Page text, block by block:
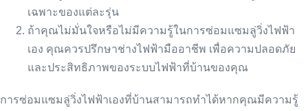
เฉพาะของแต่ละรุ่น
ถ้าคุณไม่มั่นใจหรือไม่มีความรู้ในการซ่อมแซมลู่วิ่งไฟฟ้า
เอง คุณควรปรึกษาช่างไฟฟ้ามืออาชีพ เพื่อความปลอดภัย
และประสิทธิภาพของระบบไฟฟ้าที่บ้านของคุณ
การซ่อมแซมลู่วิ่งไฟฟ้าเองที่บ้านสามารถทำได้หากคุณมีความรู้